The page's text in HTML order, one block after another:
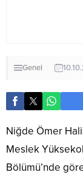
Genel
Niğde Ömer
Meslek
Bölümü’nde